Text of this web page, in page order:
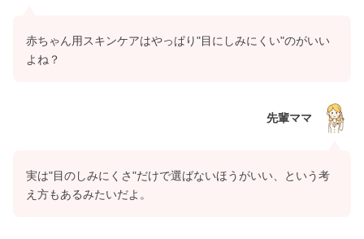
赤ちゃん用スキンケアはやっぱり"目にしみにくい"のがいい
よね？
先輩ママ
実は"目のしみにくさ"だけで選ばないほうがいい、という考
え方もあるみたいだよ。